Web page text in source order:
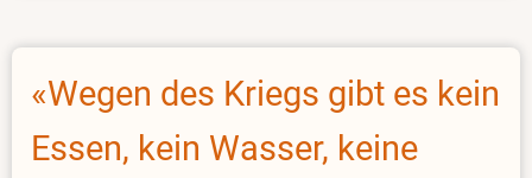
Papst
XIV.
spricht
auf
«Wegen des Kriegs gibt es kein
Essen, kein Wasser, keine